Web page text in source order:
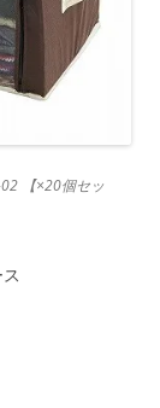
【×20個セッ